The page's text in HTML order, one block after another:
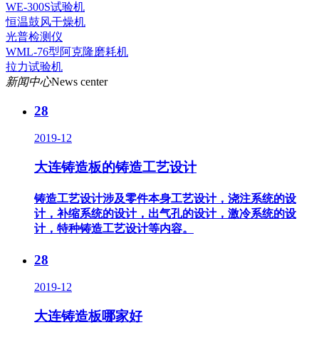
WE-300S试验机
恒温鼓风干燥机
光普检测仪
WML-76型阿克隆磨耗机
拉力试验机
新闻中心News center
28
2019-12
大连铸造板的铸造工艺设计
铸造工艺设计涉及零件本身工艺设计，浇注系统的设
计，补缩系统的设计，出气孔的设计，激冷系统的设
计，特种铸造工艺设计等内容。
28
2019-12
大连铸造板哪家好